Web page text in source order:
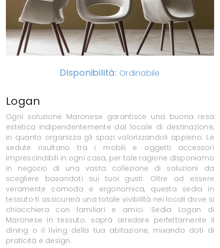
Disponibilità: Ordinabile
Logan
Ogni soluzione Maronese garantisce una buona resa
estetica indipendentemente dal locale di destinazione,
in quanto organizza gli spazi valorizzandoli appieno. Le
sedute risultano tra i mobili e oggetti accessori
imprescindibili in ogni casa, per tale ragione disponiamo
in negozio di una vasta collezione di soluzioni da
scegliere basandoti sui tuoi gusti. Oltre ad essere
veramente comoda e ergonomica, questa sedia in
tessuto ti assicurerà una totale vivibilità nei locali dove si
chiacchiera con familiari e amici. Sedia Logan di
Maronese in tessuto: saprà arredare perfettamente il
dining o il living della tua abitazione, mixando doti di
praticità e design.